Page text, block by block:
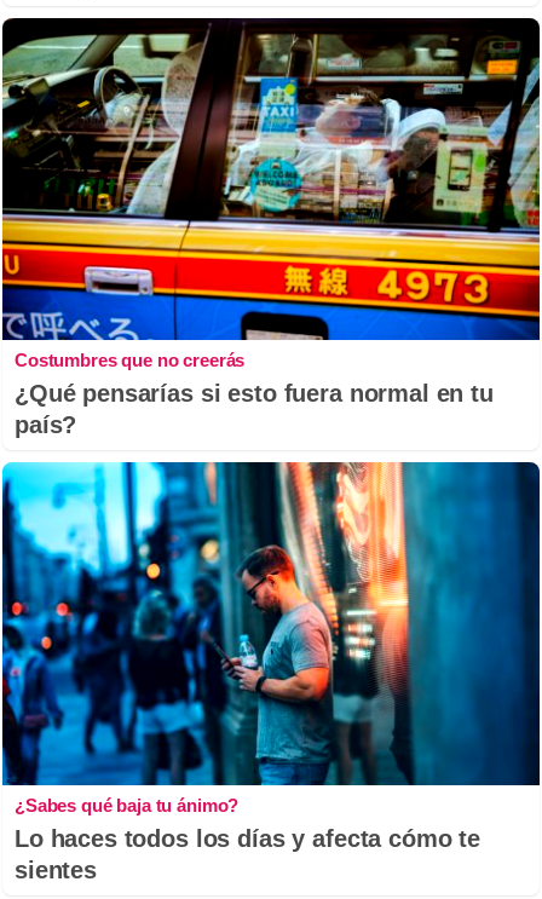
Costumbres que no creerás
¿Qué pensarías si esto fuera normal en tu
país?
¿Sabes qué baja tu ánimo?
Lo haces todos los días y afecta cómo te
sientes